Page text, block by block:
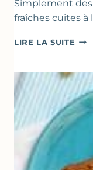
Simplement
fraîches cuites à
LIRE LA SUITE
&
AU